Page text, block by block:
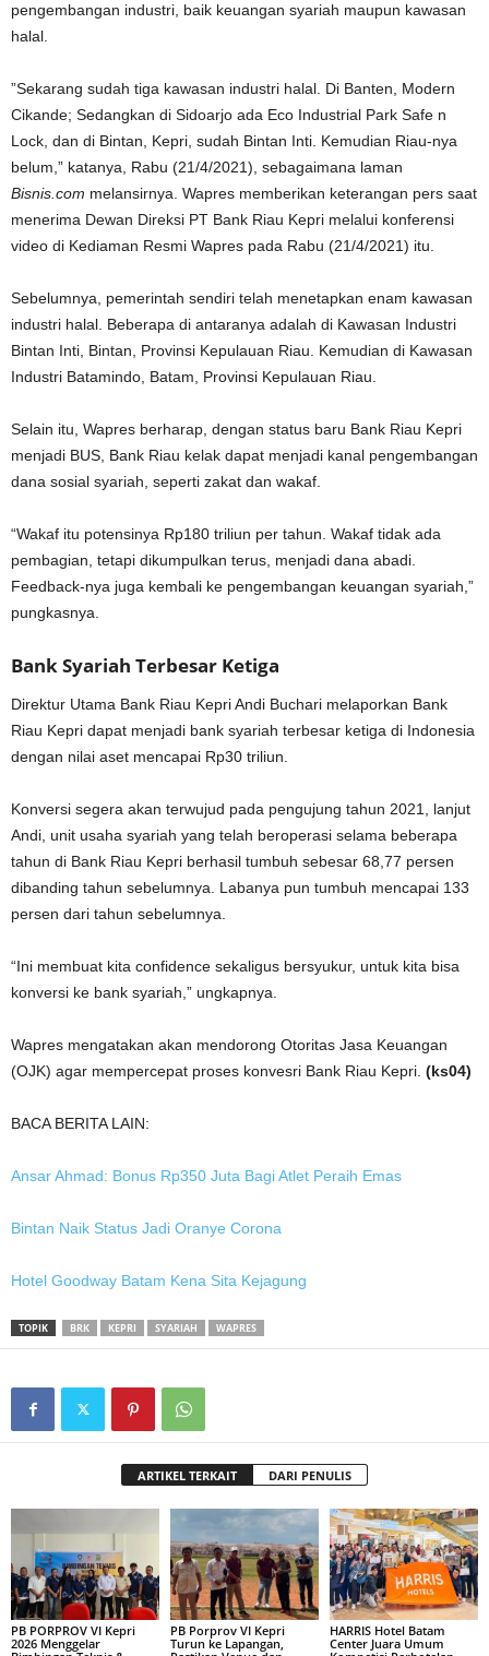
pengembangan industri, baik keuangan syariah maupun kawasan
halal.
”Sekarang sudah tiga kawasan industri halal. Di Banten, Modern
Cikande; Sedangkan di Sidoarjo ada Eco Industrial Park Safe n
Lock, dan di Bintan, Kepri, sudah Bintan Inti. Kemudian Riau-nya
belum,” katanya, Rabu (21/4/2021), sebagaimana laman
Bisnis.com melansirnya. Wapres memberikan keterangan pers saat
menerima Dewan Direksi PT Bank Riau Kepri melalui konferensi
video di Kediaman Resmi Wapres pada Rabu (21/4/2021) itu.
Sebelumnya, pemerintah sendiri telah menetapkan enam kawasan
industri halal. Beberapa di antaranya adalah di Kawasan Industri
Bintan Inti, Bintan, Provinsi Kepulauan Riau. Kemudian di Kawasan
Industri Batamindo, Batam, Provinsi Kepulauan Riau.
Selain itu, Wapres berharap, dengan status baru Bank Riau Kepri
menjadi BUS, Bank Riau kelak dapat menjadi kanal pengembangan
dana sosial syariah, seperti zakat dan wakaf.
“Wakaf itu potensinya Rp180 triliun per tahun. Wakaf tidak ada
pembagian, tetapi dikumpulkan terus, menjadi dana abadi.
Feedback-nya juga kembali ke pengembangan keuangan syariah,”
pungkasnya.
Bank Syariah Terbesar Ketiga
Direktur Utama Bank Riau Kepri Andi Buchari melaporkan Bank
Riau Kepri dapat menjadi bank syariah terbesar ketiga di Indonesia
dengan nilai aset mencapai Rp30 triliun.
Konversi segera akan terwujud pada pengujung tahun 2021, lanjut
Andi, unit usaha syariah yang telah beroperasi selama beberapa
tahun di Bank Riau Kepri berhasil tumbuh sebesar 68,77 persen
dibanding tahun sebelumnya. Labanya pun tumbuh mencapai 133
persen dari tahun sebelumnya.
“Ini membuat kita confidence sekaligus bersyukur, untuk kita bisa
konversi ke bank syariah,” ungkapnya.
Wapres mengatakan akan mendorong Otoritas Jasa Keuangan
(OJK) agar mempercepat proses konvesri Bank Riau Kepri. (ks04)
BACA BERITA LAIN:
Ansar Ahmad: Bonus Rp350 Juta Bagi Atlet Peraih Emas
Bintan Naik Status Jadi Oranye Corona
Hotel Goodway Batam Kena Sita Kejagung
TOPIK BRK KEPRI SYARIAH WAPRES
ARTIKEL TERKAIT DARI PENULIS
PB PORPROV VI Kepri
2026 Menggelar
PB Porprov VI Kepri
Turun ke Lapangan,
HARRIS Hotel Batam
Center Juara Umum